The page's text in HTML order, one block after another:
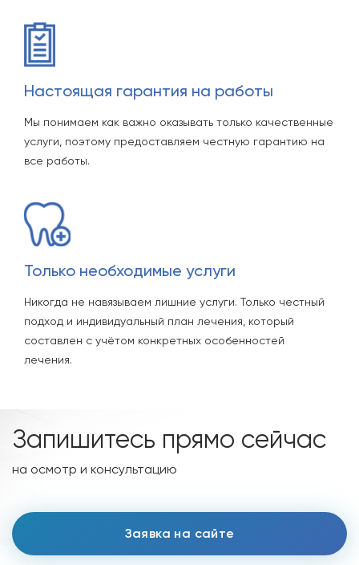
Настоящая гарантия на работы
Мы понимаем как важно оказывать только качественные
услуги, поэтому предоставляем честную гарантию на
все работы.
Только необходимые услуги
Никогда не навязываем лишние услуги. Только честный
подход и индивидуальный план лечения, который
составлен с учётом конкретных особенностей
лечения.
Запишитесь прямо сейчас
на осмотр и консультацию
Заявка на сайте